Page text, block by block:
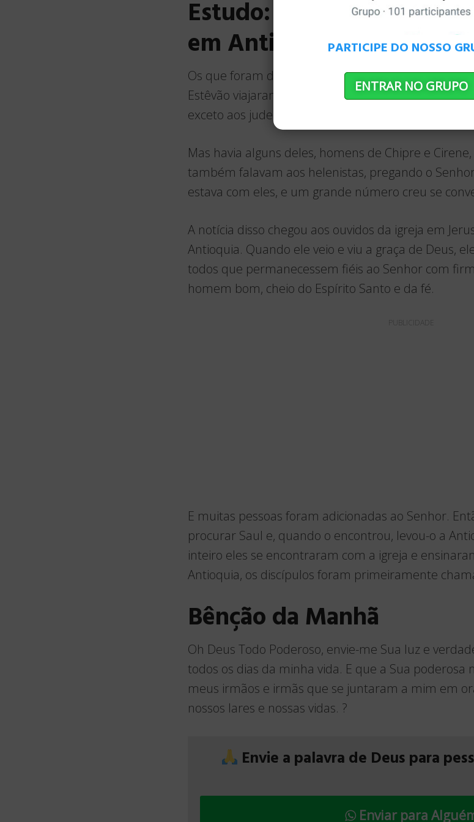
Estudo: Atos 11: 19-26 –
em Antioquia
Os que foram dispersos por causa da perseguição
Estêvão viajaram até a Fenícia e Chipre e
exceto aos judeus.
Mas havia alguns deles, homens de Chipre e
também falavam aos helenistas, pregando o
estava com eles, e um grande número creu se
A notícia disso chegou aos ouvidos da igreja em
Antioquia. Quando ele veio e viu a graça de Deus,
todos que permanecessem fiéis ao Senhor com
homem bom, cheio do Espírito Santo e da fé.
PUBLICIDADE
E muitas pessoas foram adicionadas ao Senhor.
procurar Saul e, quando o encontrou, levou-o a
inteiro eles se encontraram com a igreja e
Antioquia, os discípulos foram primeiramente
Bênção da Manhã
Oh Deus Todo Poderoso, envie-me Sua luz e
todos os dias da minha vida. E que a Sua poderosa
meus irmãos e irmãs que se juntaram a mim em
nossos lares e nossas vidas. ?
PARTICIPE DO NOSSO
ENTRAR NO GRUPO
Envie a palavra de Deus para
Enviar para